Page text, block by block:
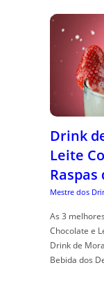
Drink
Leite
Raspas
Mestre dos
As 3
Chocolate e
Drink de
Bebida dos